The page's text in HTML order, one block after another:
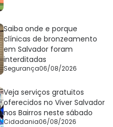
Saiba onde e porque
clínicas de bronzeamento
em Salvador foram
interditadas
Segurança06/08/2026
Veja serviços gratuitos
oferecidos no Viver Salvador
nos Bairros neste sábado
Cidadania06/08/2026